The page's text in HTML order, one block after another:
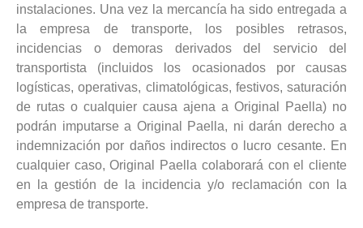
instalaciones. Una vez la mercancía ha sido entregada a
la empresa de transporte, los posibles retrasos,
incidencias o demoras derivados del servicio del
transportista (incluidos los ocasionados por causas
logísticas, operativas, climatológicas, festivos, saturación
de rutas o cualquier causa ajena a Original Paella) no
podrán imputarse a Original Paella, ni darán derecho a
indemnización por daños indirectos o lucro cesante. En
cualquier caso, Original Paella colaborará con el cliente
en la gestión de la incidencia y/o reclamación con la
empresa de transporte.